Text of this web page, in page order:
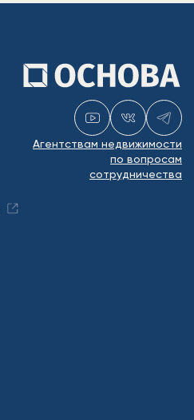
Агентствам недвижимости
по вопросам
сотрудничества